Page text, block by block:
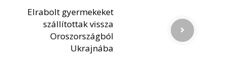
Elrabolt gyermekeket
szállítottak vissza
Oroszországból
Ukrajnába